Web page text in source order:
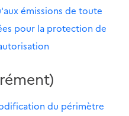
émissions de toute
pour la protection de
du périmètre